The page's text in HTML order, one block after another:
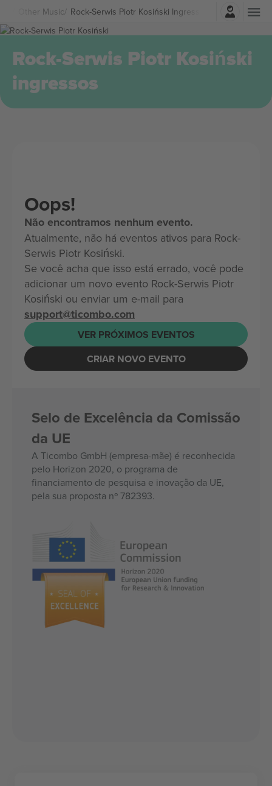
Other Music Rock-Serwis Piotr Kosiński Ingressos
Entrar
Rock-Serwis Piotr Kosiński
ingressos
Oops!
Não encontramos nenhum evento.
Atualmente, não há eventos ativos para Rock-
Serwis Piotr Kosiński.
Se você acha que isso está errado, você pode
adicionar um novo evento Rock-Serwis Piotr
Kosiński ou enviar um e-mail para
support@ticombo.com
VER PRÓXIMOS EVENTOS
CRIAR NOVO EVENTO
Selo de Excelência da Comissão
da UE
A Ticombo GmbH (empresa-mãe) é reconhecida
pelo Horizon 2020, o programa de
financiamento de pesquisa e inovação da UE,
pela sua proposta nº 782393.